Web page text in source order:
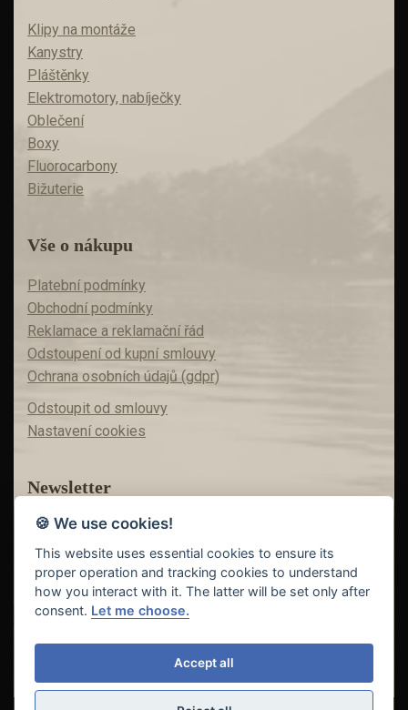
Klipy na montáže
Kanystry
Pláštěnky
Elektromotory, nabíječky
Oblečení
Boxy
Fluorocarbony
Bižuterie
Vše o nákupu
Platební podmínky
Obchodní podmínky
Reklamace a reklamační řád
Odstoupení od kupní smlouvy
Ochrana osobních údajů (gdpr)
Odstoupit od smlouvy
Nastavení cookies
Newsletter
Máte zájem o akční nabídky?
Teď už vám nic neunikne!
🍪 We use cookies!
This website uses essential cookies to ensure its
proper operation and tracking cookies to understand
how you interact with it. The latter will be set only after
consent. Let me choose.
Accept all